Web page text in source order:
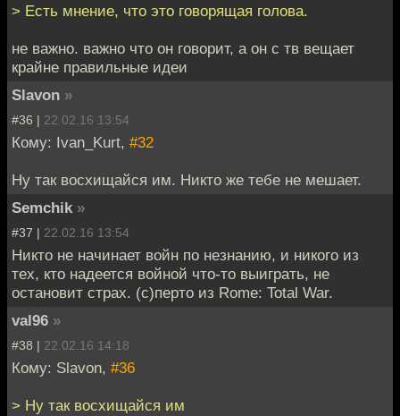
> Есть мнение, что это говорящая голова.
не важно. важно что он говорит, а он с тв вещает
крайне правильные идеи
Slavon »
#36 | 22.02.16 13:54
Кому: Ivan_Kurt, #32
Ну так восхищайся им. Никто же тебе не мешает.
Semchik »
#37 | 22.02.16 13:54
Никто не начинает войн по незнанию, и никого из
тех, кто надеется войной что-то выиграть, не
остановит страх. (с)перто из Rome: Total War.
val96 »
#38 | 22.02.16 14:18
Кому: Slavon, #36
> Ну так восхищайся им